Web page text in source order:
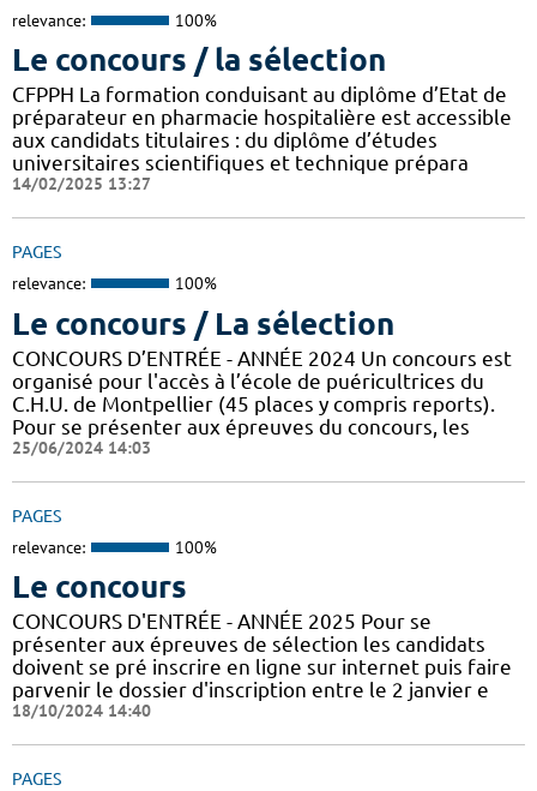
relevance: 100%
Le concours / la sélection
CFPPH La formation conduisant au diplôme d’Etat de
préparateur en pharmacie hospitalière est accessible
aux candidats titulaires : du diplôme d’études
universitaires scientifiques et technique prépara
14/02/2025 13:27
PAGES
relevance: 100%
Le concours / La sélection
CONCOURS D’ENTRÉE - ANNÉE 2024 Un concours est
organisé pour l'accès à l’école de puéricultrices du
C.H.U. de Montpellier (45 places y compris reports).
Pour se présenter aux épreuves du concours, les
25/06/2024 14:03
PAGES
relevance: 100%
Le concours
CONCOURS D'ENTRÉE - ANNÉE 2025 Pour se
présenter aux épreuves de sélection les candidats
doivent se pré inscrire en ligne sur internet puis faire
parvenir le dossier d'inscription entre le 2 janvier e
18/10/2024 14:40
PAGES